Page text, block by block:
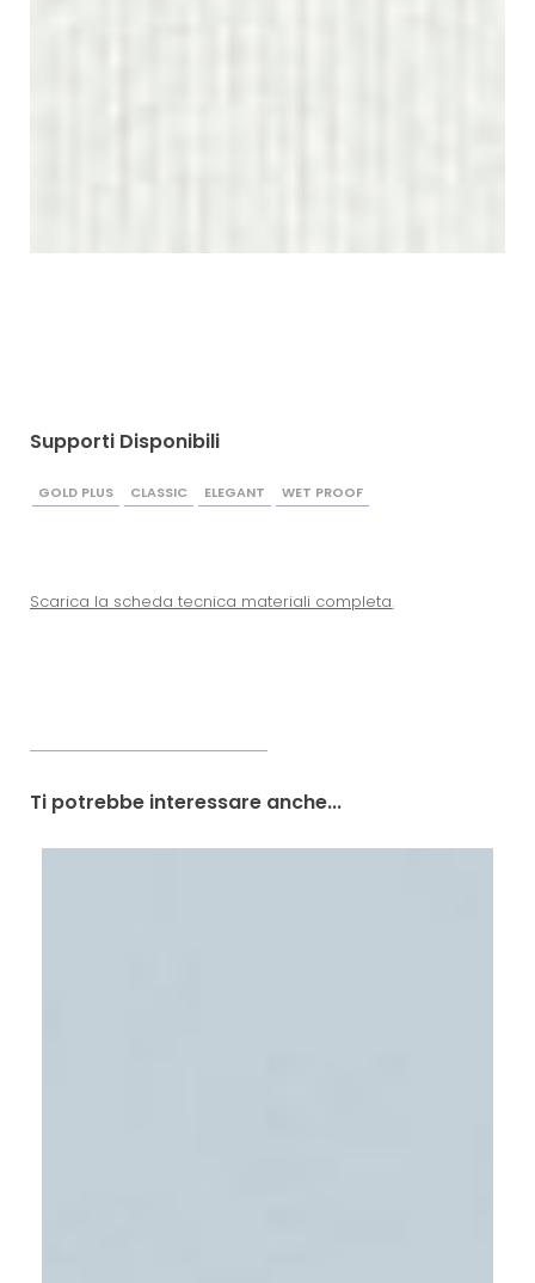
Supporti Disponibili
GOLD PLUS CLASSIC ELEGANT WET PROOF
Scarica la scheda tecnica materiali completa.
Ti potrebbe interessare anche...